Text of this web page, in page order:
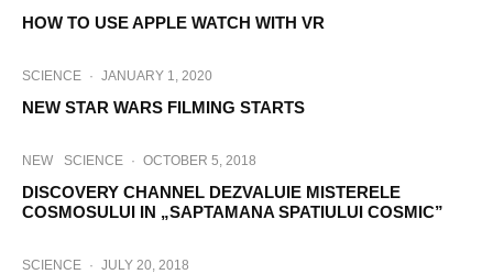
HOW TO USE APPLE WATCH WITH VR
SCIENCE · JANUARY 1, 2020
NEW STAR WARS FILMING STARTS
NEW SCIENCE · OCTOBER 5, 2018
DISCOVERY CHANNEL DEZVALUIE MISTERELE
COSMOSULUI IN „SAPTAMANA SPATIULUI COSMIC”
SCIENCE · JULY 20, 2018